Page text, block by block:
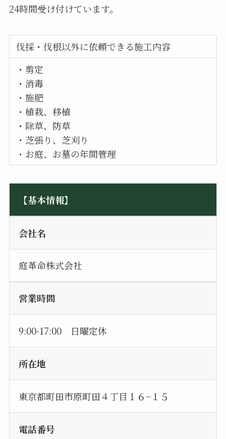
24時間受け付けています。
伐採・伐根以外に依頼できる施工内容
・剪定
・消毒
・施肥
・植栽、移植
・除草、防草
・芝張り、芝刈り
・お庭、お墓の年間管理
【基本情報】
会社名
庭革命株式会社
営業時間
9:00-17:00 日曜定休
所在地
東京都町田市原町田４丁目１６−１５
電話番号